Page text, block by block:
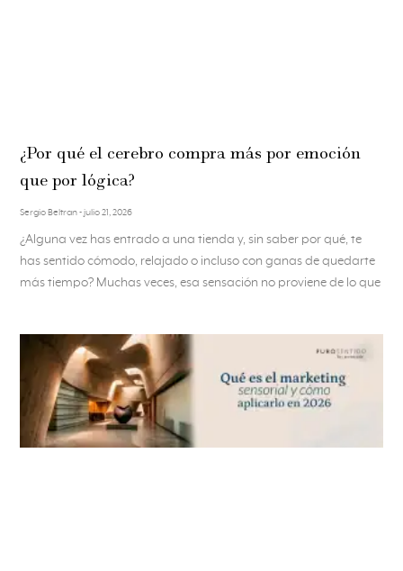
¿Por qué el cerebro compra más por emoción
que por lógica?
Sergio Beltran julio 21, 2026
¿Alguna vez has entrado a una tienda y, sin saber por qué, te
has sentido cómodo, relajado o incluso con ganas de quedarte
más tiempo? Muchas veces, esa sensación no proviene de lo que